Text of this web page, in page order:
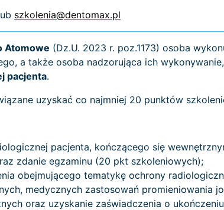
szkolenia@dentomax.pl
Atomowe (Dz.U. 2023 r. poz.1173) osoba
a także osoba nadzorująca ich wykonywanie,
pacjenta.
uzyskać co najmniej 20 punktów
pacjenta, kończącego się
zdanie egzaminu (20 pkt szkoleniowych);
obejmującego tematykę ochrony
medycznych zastosowań promieniowania
oraz uzyskanie zaświadczenia o